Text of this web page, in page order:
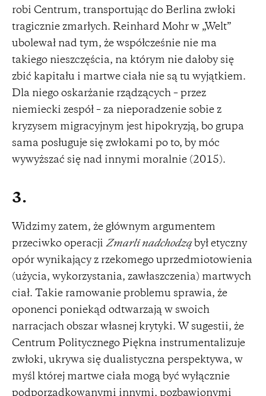
robi Centrum, transportując do Berlina zwłoki
tragicznie zmarłych. Reinhard Mohr w „Welt”
ubolewał nad tym, że współcześnie nie ma
takiego nieszczęścia, na którym nie dałoby się
zbić kapitału i martwe ciała nie są tu wyjątkiem.
Dla niego oskarżanie rządzących – przez
niemiecki zespół – za nieporadzenie sobie z
kryzysem migracyjnym jest hipokryzją, bo grupa
sama posługuje się zwłokami po to, by móc
wywyższać się nad innymi moralnie (2015).
3.
Widzimy zatem, że głównym argumentem
przeciwko operacji Zmarli nadchodząbył etyczny
opór wynikający z rzekomego uprzedmiotowienia
(użycia, wykorzystania, zawłaszczenia) martwych
ciał. Takie ramowanie problemu sprawia, że
oponenci poniekąd odtwarzają w swoich
narracjach obszar własnej krytyki. W sugestii, że
Centrum Politycznego Piękna instrumentalizuje
zwłoki, ukrywa się dualistyczna perspektywa, w
myśl której martwe ciała mogą być wyłącznie
podporządkowanymi innymi, pozbawionymi